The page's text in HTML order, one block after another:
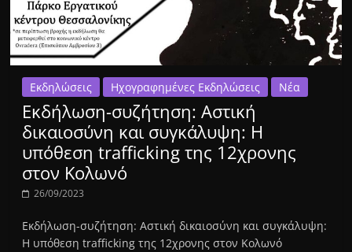
Εκδηλώσεις Ηχογραφημένες Εκδηλώσεις Νέα
Εκδήλωση-συζήτηση: Αστική
δικαιοσύνη και συγκάλυψη: Η
υπόθεση trafficking της 12χρονης
στον Κολωνό
26/09/2023
Εκδήλωση-συζήτηση: Αστική δικαιοσύνη και συγκάλυψη:
Η υπόθεση trafficking της 12χρονης στον Κολωνό